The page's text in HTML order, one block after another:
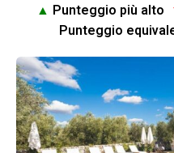
▲ Punteggio più alto
Punteggio